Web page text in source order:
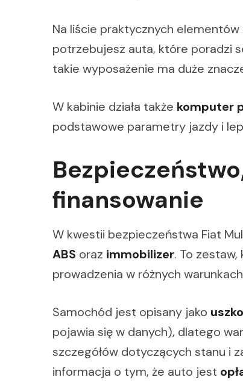
Na liście praktycznych elementów
potrzebujesz auta, które poradzi
takie wyposażenie ma duże
W kabinie działa także komputer
podstawowe parametry jazdy i
finansowanie
W kwestii bezpieczeństwa Fiat
ABS oraz immobilizer. To
prowadzenia w różnych
Samochód jest opisany jako
pojawia się w danych), dlatego
szczegółów dotyczących stanu i
informacja o tym, że auto jest